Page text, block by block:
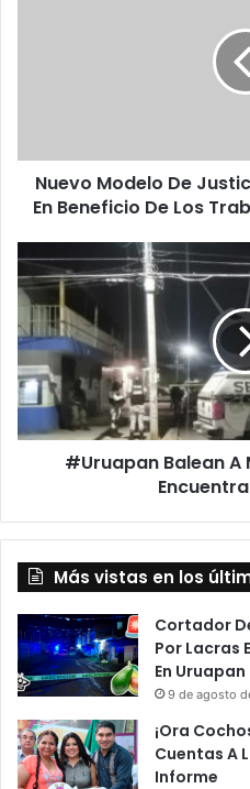
De
Los
Trabajadores:
Nuevo Modelo De
En Beneficio De Los
Balean
A
Mujer
En
Estética,
Se
Encuentra
Delicada
#Uruapan Balean A
Más vistas en los
Cortador
Por Lacras
En Uruapan
9 de agosto
¡Ora
Cuentas A
Informe